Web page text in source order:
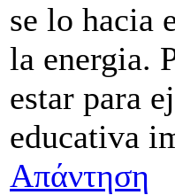
se lo hacia
la energia.
estar para
educativa
Απάντηση